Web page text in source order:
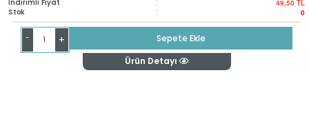
İndirimli Fiyat : 49,50 TL
Stok : 0
- +
Sepete Ekle
Ürün Detayı